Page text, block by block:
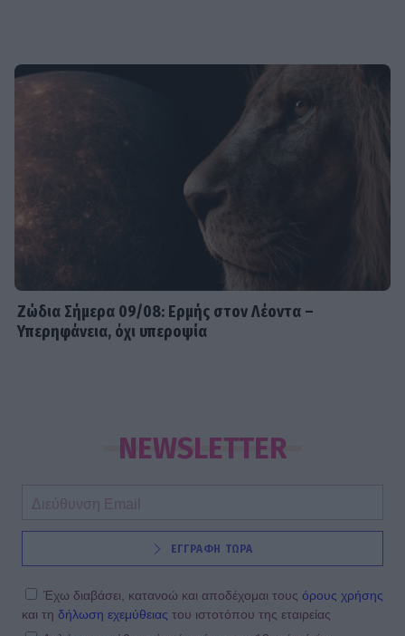
Ζώδια Σήμερα 09/08: Ερμής στον Λέοντα –
Υπερηφάνεια, όχι υπεροψία
NEWSLETTER
ΕΓΓΡΑΦΗ ΤΩΡΑ
Έχω διαβάσει, κατανοώ και αποδέχομαι τους όρους χρήσης
και τη δήλωση εχεμύθειας του ιστοτόπου της εταιρείας